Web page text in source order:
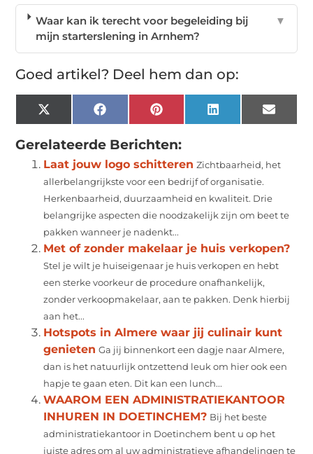
Waar kan ik terecht voor begeleiding bij
mijn starterslening in Arnhem?
▼
Goed artikel? Deel hem dan op:
X
(Twitter)
Facebook Pinterest LinkedIn Email
Gerelateerde Berichten:
Laat jouw logo schitteren Zichtbaarheid, het
allerbelangrijkste voor een bedrijf of organisatie.
Herkenbaarheid, duurzaamheid en kwaliteit. Drie
belangrijke aspecten die noodzakelijk zijn om beet te
pakken wanneer je nadenkt...
Met of zonder makelaar je huis verkopen?
Stel je wilt je huiseigenaar je huis verkopen en hebt
een sterke voorkeur de procedure onafhankelijk,
zonder verkoopmakelaar, aan te pakken. Denk hierbij
aan het...
Hotspots in Almere waar jij culinair kunt
genieten Ga jij binnenkort een dagje naar Almere,
dan is het natuurlijk ontzettend leuk om hier ook een
hapje te gaan eten. Dit kan een lunch...
WAAROM EEN ADMINISTRATIEKANTOOR
INHUREN IN DOETINCHEM? Bij het beste
administratiekantoor in Doetinchem bent u op het
juiste adres om al uw administratieve afhandelingen te